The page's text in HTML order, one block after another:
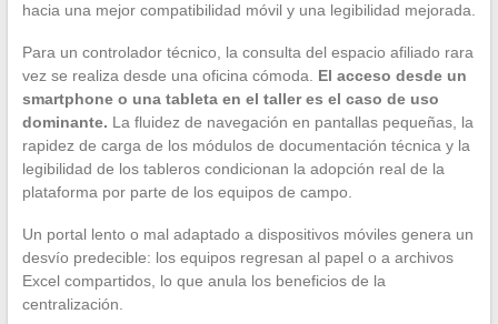
hacia una mejor compatibilidad móvil y una legibilidad mejorada.
Para un controlador técnico, la consulta del espacio afiliado rara
vez se realiza desde una oficina cómoda. El acceso desde un
smartphone o una tableta en el taller es el caso de uso
dominante. La fluidez de navegación en pantallas pequeñas, la
rapidez de carga de los módulos de documentación técnica y la
legibilidad de los tableros condicionan la adopción real de la
plataforma por parte de los equipos de campo.
Un portal lento o mal adaptado a dispositivos móviles genera un
desvío predecible: los equipos regresan al papel o a archivos
Excel compartidos, lo que anula los beneficios de la
centralización.